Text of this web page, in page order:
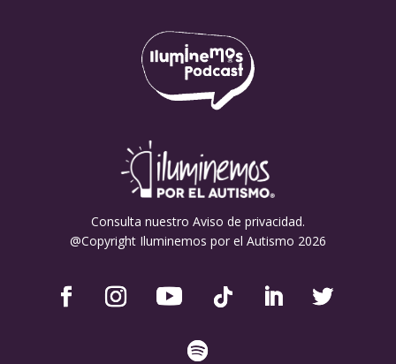
Consulta nuestro Aviso de privacidad.
@Copyright Iluminemos por el Autismo 2026